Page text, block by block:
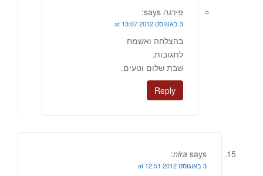
פירגה says:
3 באוגוסט 2012 at 13:07
בהצלחה ואשמח
לתגובות.
שבת שלום וטעים.
Reply
nira says:
3 באוגוסט 2012 at 12:51